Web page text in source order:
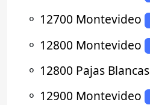
⚬ 12700 Montevideo
⚬ 12800 Montevideo
⚬ 12800 Pajas Blancas
⚬ 12900 Montevideo